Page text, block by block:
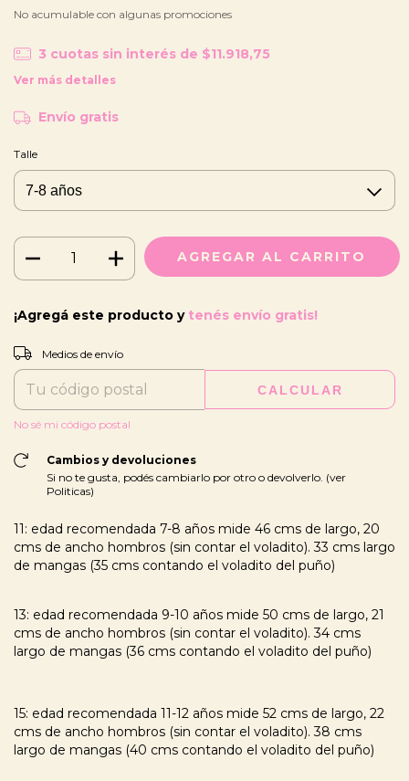
No acumulable con algunas promociones
3 cuotas sin interés de $11.918,75
Ver más detalles
Envío gratis
Talle
¡Agregá este producto y tenés envío gratis!
Entregas para el CP:
Medios de envío
CALCULAR
No sé mi código postal
Cambios y devoluciones
Si no te gusta, podés cambiarlo por otro o devolverlo. (ver
Politicas)
11: edad recomendada 7-8 años mide 46 cms de largo, 20
cms de ancho hombros (sin contar el voladito). 33 cms largo
de mangas (35 cms contando el voladito del puño)
13: edad recomendada 9-10 años mide 50 cms de largo, 21
cms de ancho hombros (sin contar el voladito). 34 cms
largo de mangas (36 cms contando el voladito del puño)
15: edad recomendada 11-12 años mide 52 cms de largo, 22
cms de ancho hombros (sin contar el voladito). 38 cms
largo de mangas (40 cms contando el voladito del puño)